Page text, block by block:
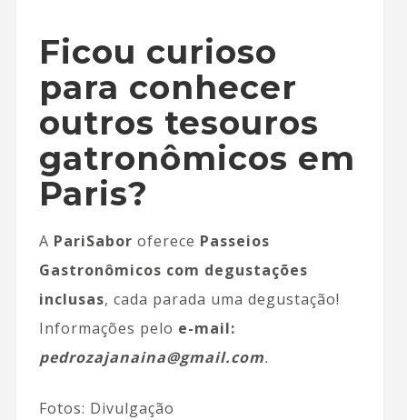
Ficou curioso
para conhecer
outros tesouros
gatronômicos em
Paris?
A PariSabor oferece Passeios
Gastronômicos com degustações
inclusas, cada parada uma degustação!
Informações pelo e-mail:
pedrozajanaina@gmail.com.
Fotos: Divulgação